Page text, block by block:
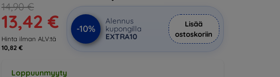
14,90 €
13,42 €
Hinta ilman ALV:tä
10,82 €
-10%
Alennus
kupongilla
EXTRA10
Lisää
ostoskoriin
Loppuunmyyty